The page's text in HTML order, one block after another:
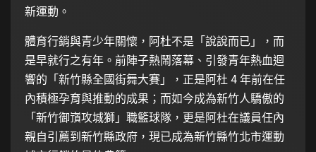
新運動。
體育行銷與青少年關懷，阿杜不是「說說而已」，而
是早就行之有年。前陣子熱鬧落幕、引發青年熱血迴
響的「新竹縣全國街舞大賽」，正是阿杜 4 年前在任
內積極孕育與推動的成果；而如今成為新竹人驕傲的
「新竹御嵿攻城獅」職籃球隊，更是阿杜在議員任內
親自引薦到新竹縣政府，現已成為新竹縣竹北市運動